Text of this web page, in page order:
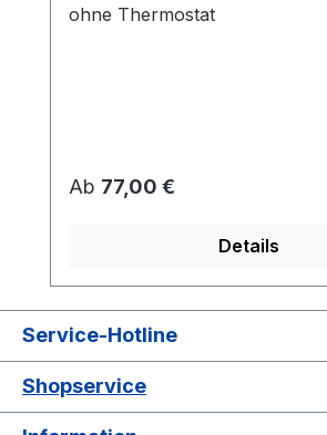
ohne Thermostat
Regulärer Preis:
Ab 77,00 €
Details
Service-Hotline
Shopservice